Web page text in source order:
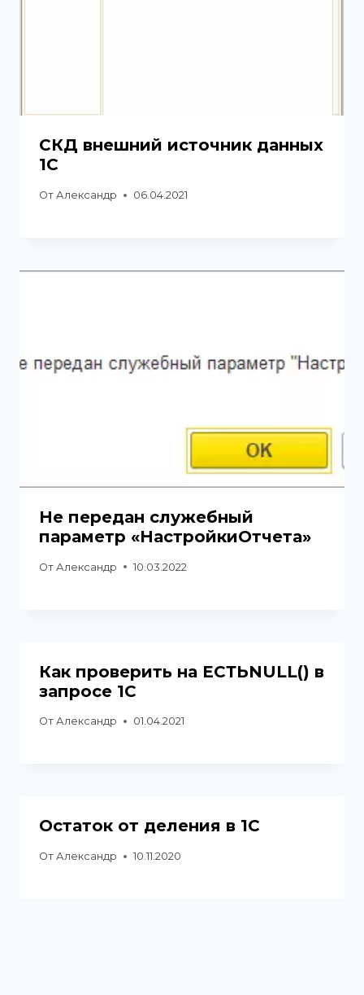
СКД внешний источник данных
1С
От Александр 06.04.2021
Не передан служебный
параметр «НастройкиОтчета»
От Александр 10.03.2022
Как проверить на ЕСТЬNULL() в
запросе 1С
От Александр 01.04.2021
Остаток от деления в 1С
От Александр 10.11.2020